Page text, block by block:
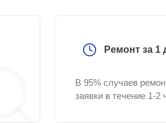
Ремонт за 1
В 95% случаев
заявки в течение 1-2